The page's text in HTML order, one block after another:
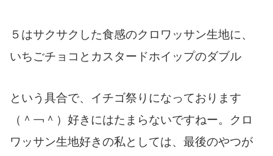
５はサクサクした食感のクロワッサン生地に、
いちごチョコとカスタードホイップのダブル
という具合で、イチゴ祭りになっております
（＾￢＾）好きにはたまらないですねー。クロ
ワッサン生地好きの私としては、最後のやつが